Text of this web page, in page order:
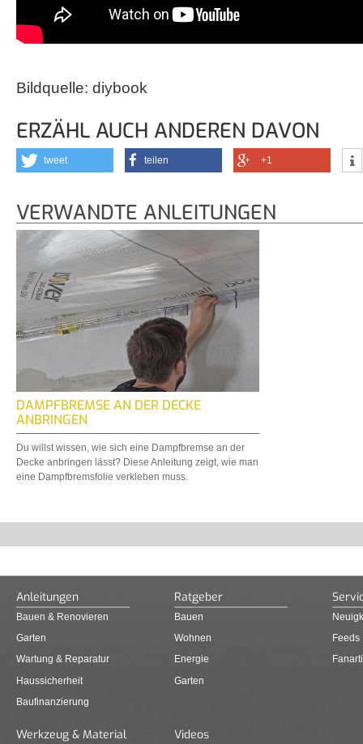
Bildquelle: diybook
ERZÄHL AUCH ANDEREN DAVON
tweet teilen +1
VERWANDTE ANLEITUNGEN
DAMPFBREMSE AN DER DECKE
ANBRINGEN
Du willst wissen, wie sich eine Dampfbremse an der
Decke anbringen lässt? Diese Anleitung zeigt, wie man
eine Dampfbremsfolie verkleben muss.
Anleitungen
Bauen & Renovieren
Garten
Wartung & Reparatur
Haussicherheit
Baufinanzierung
Ratgeber
Bauen
Wohnen
Energie
Garten
Feeds
Werkzeug & Material Videos